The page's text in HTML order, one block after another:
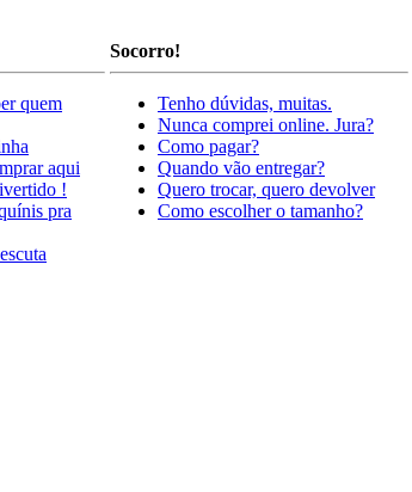
quem
aqui
!
pra
Socorro!
Tenho dúvidas, muitas.
Nunca comprei online. Jura?
Como pagar?
Quando vão entregar?
Quero trocar, quero devolver
Como escolher o tamanho?